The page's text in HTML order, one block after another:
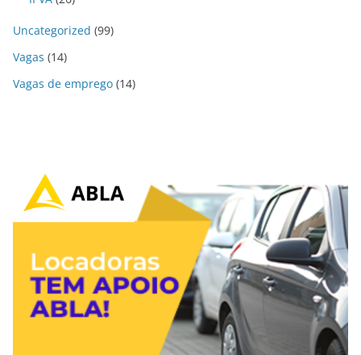
Uncategorized (99)
Vagas (14)
Vagas de emprego (14)